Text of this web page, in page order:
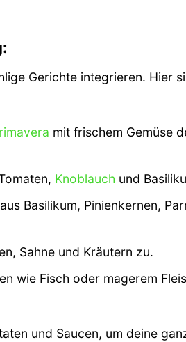
Gerichte integrieren. Hier
mit frischem Gemüse
Knoblauch und
Basilikum, Pinienkernen,
Sahne und Kräutern zu.
wie Fisch oder magerem
und Saucen, um deine